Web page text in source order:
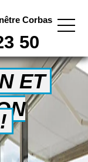
Corbas
50
ET